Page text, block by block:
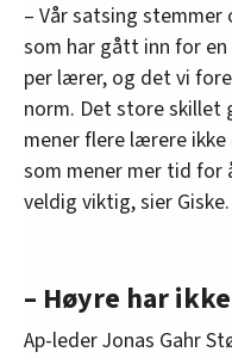
– Vår satsing
som har gått inn for
per lærer, og det vi
norm. Det store skillet
mener flere lærere
som mener mer tid for
veldig viktig, sier Giske.
– Høyre har
Ap-leder Jonas Gahr